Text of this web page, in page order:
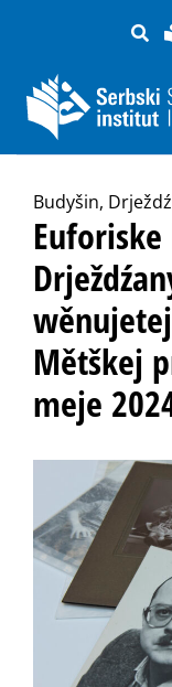
Budyšin,
Euforiske
Mětškej
meje